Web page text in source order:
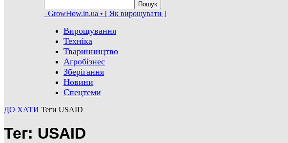
GrowHow.in.ua • [ Як вирощувати ]
Вирощування
Техніка
Тваринництво
Агробізнес
Зберігання
Новини
Спецтеми
ДО ХАТИ Теги USAID
Тег: USAID